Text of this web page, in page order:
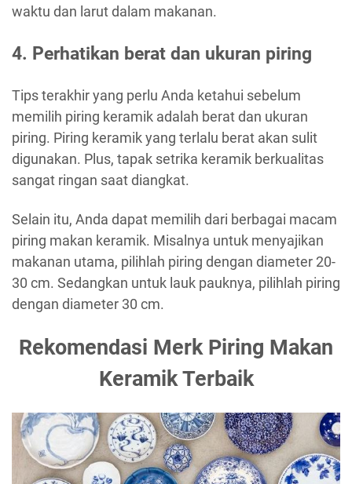
waktu dan larut dalam makanan.
4. Perhatikan berat dan ukuran piring
Tips terakhir yang perlu Anda ketahui sebelum
memilih piring keramik adalah berat dan ukuran
piring. Piring keramik yang terlalu berat akan sulit
digunakan. Plus, tapak setrika keramik berkualitas
sangat ringan saat diangkat.
Selain itu, Anda dapat memilih dari berbagai macam
piring makan keramik. Misalnya untuk menyajikan
makanan utama, pilihlah piring dengan diameter 20-
30 cm. Sedangkan untuk lauk pauknya, pilihlah piring
dengan diameter 30 cm.
Rekomendasi Merk Piring Makan
Keramik Terbaik